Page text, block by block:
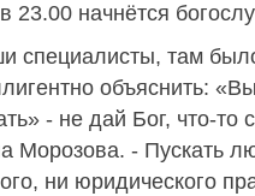
23.00 начнётся
специалисты, там
объяснить:
- не дай Бог, что-то
Морозова. - Пускать
ни юридического